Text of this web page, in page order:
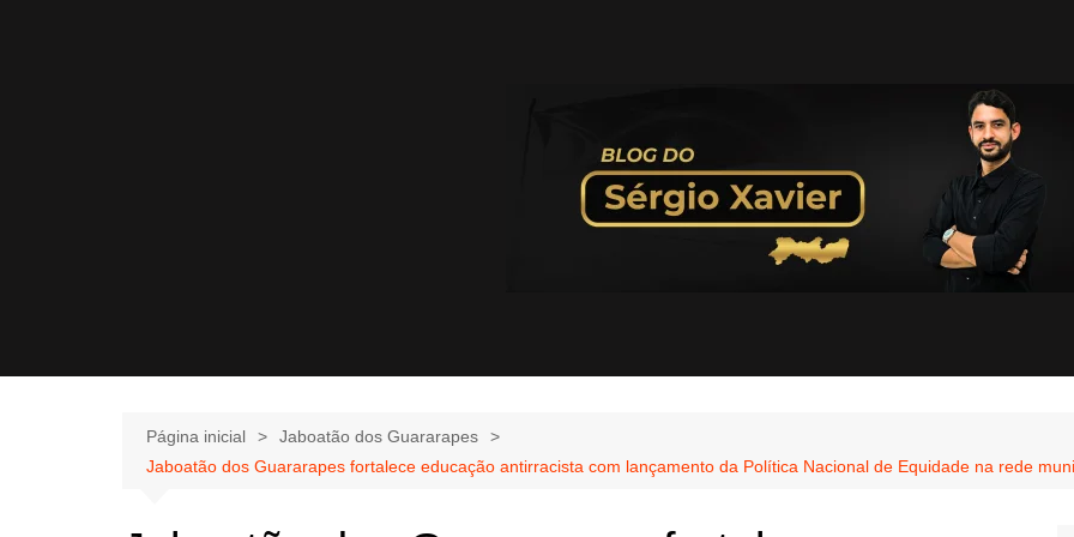
Página inicial
Jaboatão dos Guararapes
Jaboatão dos Guararapes fortalece educação antirracista com lançamento da Política Nacional de Equidade na rede